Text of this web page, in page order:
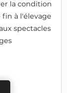
la condition
à l'élevage
spectacles